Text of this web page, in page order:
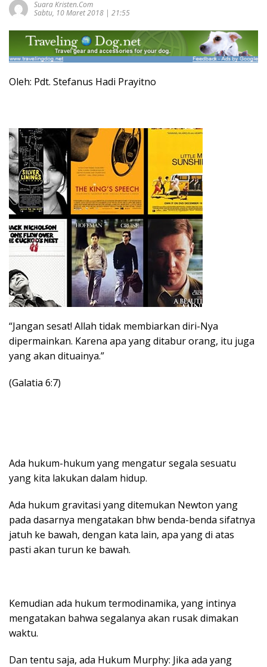
Suara Kristen.com
Sabtu, 10 Maret 2018 | 21:55
Oleh: Pdt. Stefanus Hadi Prayitno
“Jangan sesat! Allah tidak membiarkan diri-Nya
dipermainkan. Karena apa yang ditabur orang, itu juga
yang akan dituainya.”
(Galatia 6:7)
Ada hukum-hukum yang mengatur segala sesuatu
yang kita lakukan dalam hidup.
Ada hukum gravitasi yang ditemukan Newton yang
pada dasarnya mengatakan bhw benda-benda sifatnya
jatuh ke bawah, dengan kata lain, apa yang di atas
pasti akan turun ke bawah.
Kemudian ada hukum termodinamika, yang intinya
mengatakan bahwa segalanya akan rusak dimakan
waktu.
Dan tentu saja, ada Hukum Murphy: Jika ada yang